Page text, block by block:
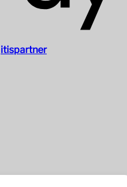
itispartner